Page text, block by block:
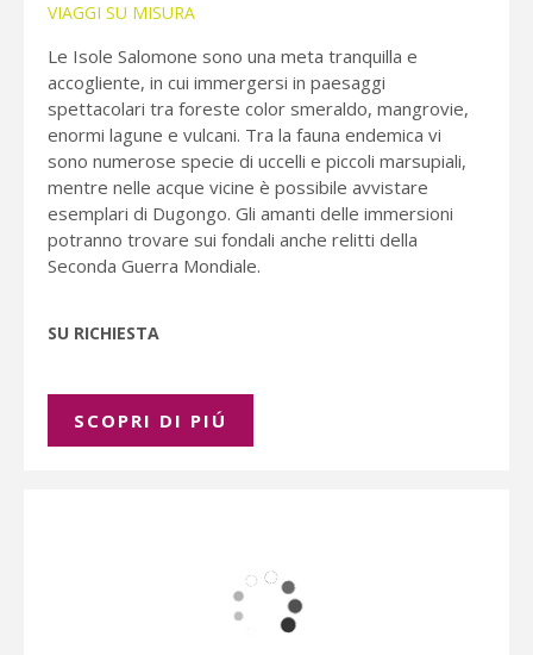
VIAGGI SU MISURA
Le Isole Salomone sono una meta tranquilla e
accogliente, in cui immergersi in paesaggi
spettacolari tra foreste color smeraldo, mangrovie,
enormi lagune e vulcani. Tra la fauna endemica vi
sono numerose specie di uccelli e piccoli marsupiali,
mentre nelle acque vicine è possibile avvistare
esemplari di Dugongo. Gli amanti delle immersioni
potranno trovare sui fondali anche relitti della
Seconda Guerra Mondiale.
SU RICHIESTA
SCOPRI DI PIÚ